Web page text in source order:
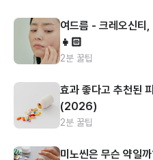
여드름 - 크레오신티,
👧🏻
2분 꿀팁
효과 좋다고 추천된
(2026)
2분 꿀팁
미노씬은 무슨 약일